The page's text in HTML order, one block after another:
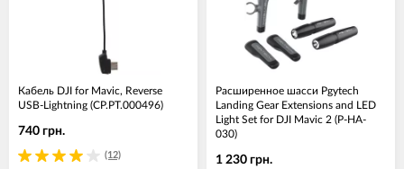
Кабель DJI for Mavic, Reverse
USB-Lightning (CP.PT.000496)
(12)
740 грн.
Расширенное шасси Pgytech
Landing Gear Extensions and LED
Light Set for DJI Mavic 2 (P-HA-
030)
1 230 грн.